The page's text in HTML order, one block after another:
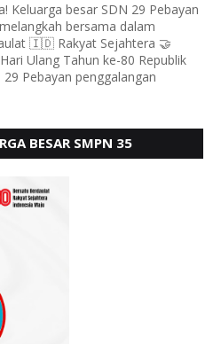
Keluarga besar SDN 29 Pebayan
bersama dalam
🇮🇩 Rakyat Sejahtera 🤝
Ulang Tahun ke-80 Republik
Pebayan penggalangan
BESAR SMPN 35